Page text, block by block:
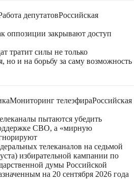
депутатовРоссийская
оппозиции закрывают доступ
тратит силы не только
но и на борьбу за саму возможность
Мониторинг телеэфираРоссийская
пытаются убедить
СВО, а «мирную
телеканалов на седьмой
избирательной кампании по
думы Российской
на 20 сентября 2026 года